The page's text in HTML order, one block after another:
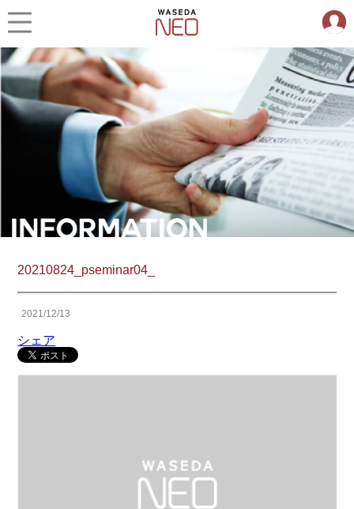
20210824_pseminar04_
2021/12/13
シェア